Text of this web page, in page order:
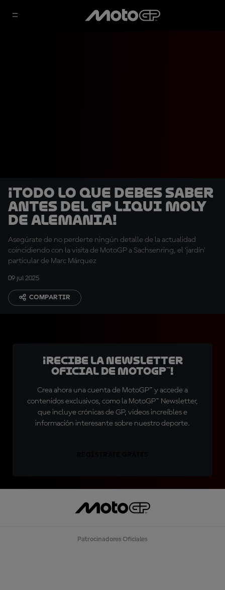
¡Todo lo que debes saber
antes del GP Liqui Moly
de Alemania!
Asegúrate de no perderte ningún detalle de la actualidad
coincidiendo con la visita de MotoGP a Sachsenring, el 'jardín'
particular de Marc Márquez
09 jul 2025
COMPARTIR
¡Recibe la Newsletter
oficial de MotoGP™!
Crea ahora una cuenta de MotoGP™ y accede a
contenidos exclusivos, como la MotoGP™ Newsletter,
que incluye crónicas de GP, vídeos increíbles e
información interesante sobre nuestro deporte.
Patrocinadores Oficiales